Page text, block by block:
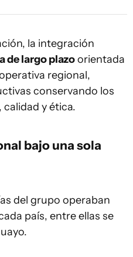
la integración
de largo plazoorientada
regional,
conservando los
calidad y ética.
bajo una sola
del grupo operaban
país, entre ellas se